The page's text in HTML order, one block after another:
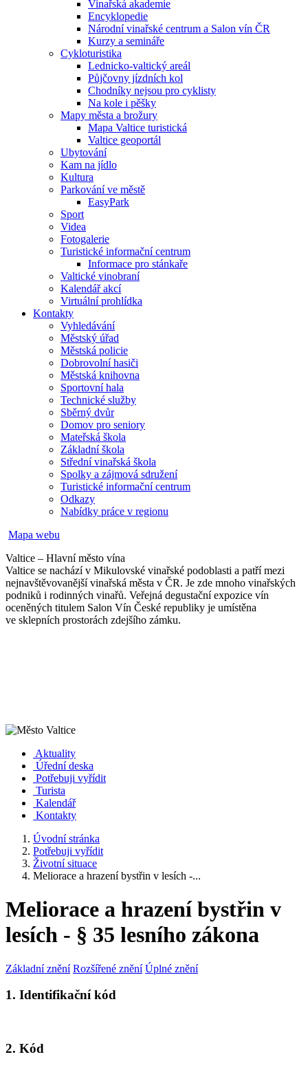
Vinařská akademie
Encyklopedie
Národní vinařské centrum a Salon vín ČR
Kurzy a semináře
Cykloturistika
Lednicko-valtický areál
Půjčovny jízdních kol
Chodníky nejsou pro cyklisty
Na kole i pěšky
Mapy města a brožury
Mapa Valtice turistická
Valtice geoportál
Ubytování
Kam na jídlo
Kultura
Parkování ve městě
EasyPark
Sport
Videa
Fotogalerie
Turistické informační centrum
Informace pro stánkaře
Valtické vinobraní
Kalendář akcí
Virtuální prohlídka
Kontakty
Vyhledávání
Městský úřad
Městská policie
Dobrovolní hasiči
Městská knihovna
Sportovní hala
Technické služby
Sběrný dvůr
Domov pro seniory
Mateřská škola
Základní škola
Střední vinařská škola
Spolky a zájmová sdružení
Turistické informační centrum
Odkazy
Nabídky práce v regionu
Mapa webu
Valtice – Hlavní město vína
Valtice se nachází v Mikulovské vinařské podoblasti a patří mezi
nejnavštěvovanější vinařská města v ČR. Je zde mnoho vinařských
podniků i rodinných vinařů. Veřejná degustační expozice vín
oceněných titulem Salon Vín České republiky je umístěna
ve sklepních prostorách zdejšího zámku.
Aktuality
Úřední deska
Potřebuji vyřídit
Turista
Kalendář
Kontakty
Úvodní stránka
Potřebuji vyřídit
Životní situace
Meliorace a hrazení bystřin v lesích -...
Meliorace a hrazení bystřin v
lesích - § 35 lesního zákona
Základní znění Rozšířené znění Úplné znění
1. Identifikační kód
2. Kód